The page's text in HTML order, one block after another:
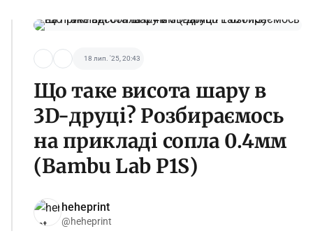
18 лип. '25, 20:43
Що таке висота шару в
3D-друці? Розбираємось
на прикладі cопла 0.4мм
(Bambu Lab P1S)
heheprint
@heheprint